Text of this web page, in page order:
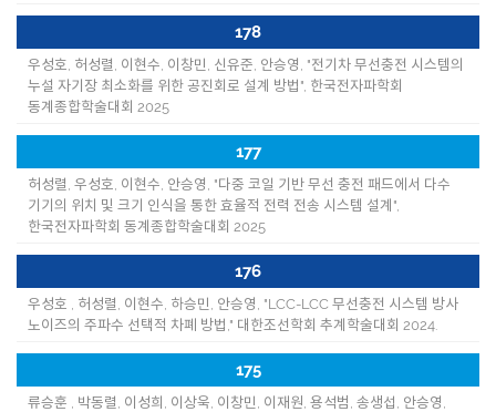
178
우성호, 허성렬, 이현수, 이창민, 신유준, 안승영, "전기차 무선충전 시스템의
누설 자기장 최소화를 위한 공진회로 설계 방법", 한국전자파학회
동계종합학술대회 2025
177
허성렬, 우성호, 이현수, 안승영, "다중 코일 기반 무선 충전 패드에서 다수
기기의 위치 및 크기 인식을 통한 효율적 전력 전송 시스템 설계",
한국전자파학회 동계종합학술대회 2025
176
우성호 , 허성렬, 이현수, 하승민, 안승영, "LCC-LCC 무선충전 시스템 방사
노이즈의 주파수 선택적 차폐 방법," 대한조선학회 추계학술대회 2024.
175
류승훈 , 박동렬, 이성희, 이상욱, 이창민, 이재원, 용석범, 송생섭, 안승영,